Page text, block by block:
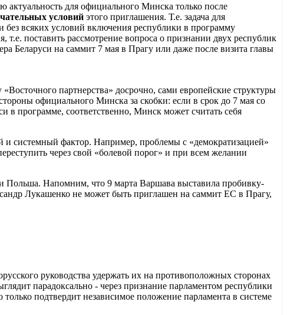
актуальность для официального Минска только после
условий этого приглашения. Т.е. задача для
всяких условий включения республики в программу
т.е. поставить рассмотрение вопроса о признании двух республик
Беларуси на саммит 7 мая в Прагу или даже после визита главы
партнерства» досрочно, сами европейские структуры
официального Минска за скобки: если в срок до 7 мая со
в программе, соответственно, Минск может считать себя
и системный фактор. Например, проблемы с «демократизацией»
через свой «болевой порог» и при всем желании
и Польша. Напомним, что 9 марта Варшава выставила пробивку-
Лукашенко не может быть приглашен на саммит ЕС в Прагу,
руководства удержать их на противоположных сторонах
парадоксально - через признание парламентом республики
подтвердит независимое положение парламента в системе